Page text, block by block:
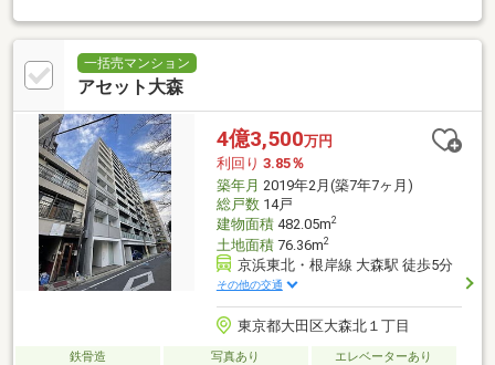
一括売マンション
アセット大森
4億3,500万円
利回り 3.85％
築年月 2019年2月(築7年7ヶ月)
総戸数14戸
建物面積482.05m2
土地面積76.36m2
京浜東北・根岸線 大森駅 徒歩5分
その他の交通
東京都大田区大森北１丁目
鉄骨造 写真あり エレベーターあり